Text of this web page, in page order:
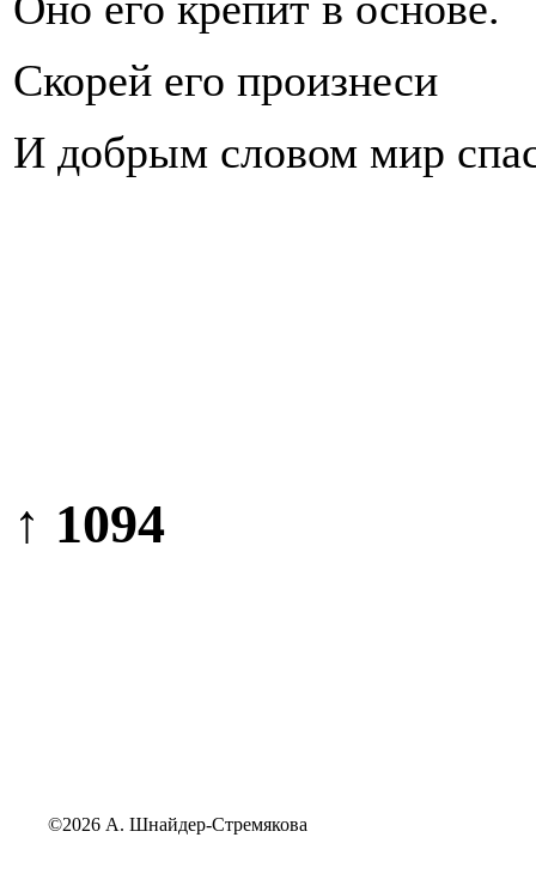
Скорей его произнеси
И добрым словом мир
↑ 1094
©2026 А. Шнайдер-Стремякова